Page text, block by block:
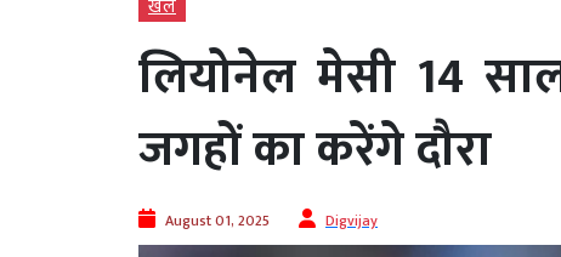
खेल
लियोनेल मेसी 14
जगहों का करेंगे दौरा
August 01, 2025 Digvijay